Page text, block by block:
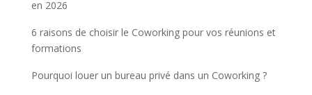
en 2026
6 raisons de choisir le Coworking pour vos réunions et
formations
Pourquoi louer un bureau privé dans un Coworking ?